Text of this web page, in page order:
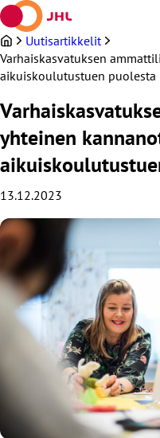
Siirry
sisältöön
Uutisartikkelit
Varhaiskasvatuksen
aikuiskoulutustuen puolesta
yhteinen
13.12.2023